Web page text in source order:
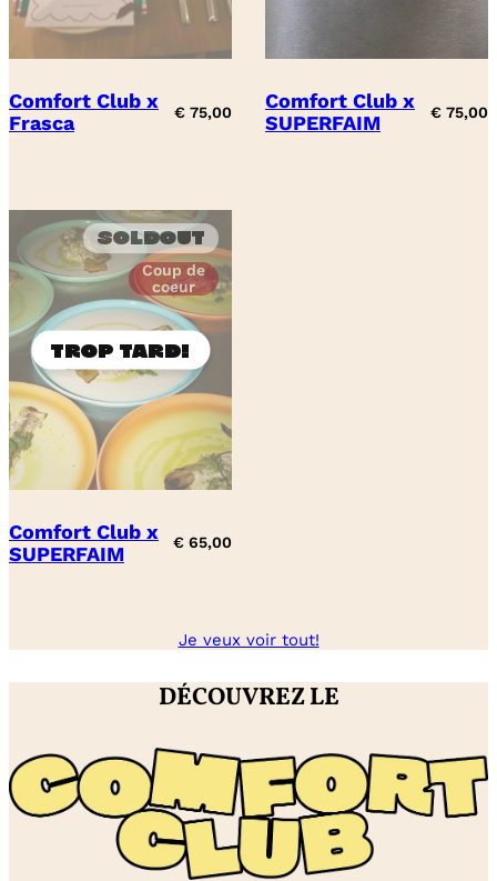
Comfort Club x
Frasca
€ 75,00
Comfort Club x
SUPERFAIM
€ 75,00
Soldout
Coup de
coeur
Comfort Club x
SUPERFAIM
€ 65,00
Je veux voir tout!
DÉCOUVREZ LE